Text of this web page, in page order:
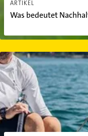
ARTIKEL
Was bedeutet
Als die Elektromotoren